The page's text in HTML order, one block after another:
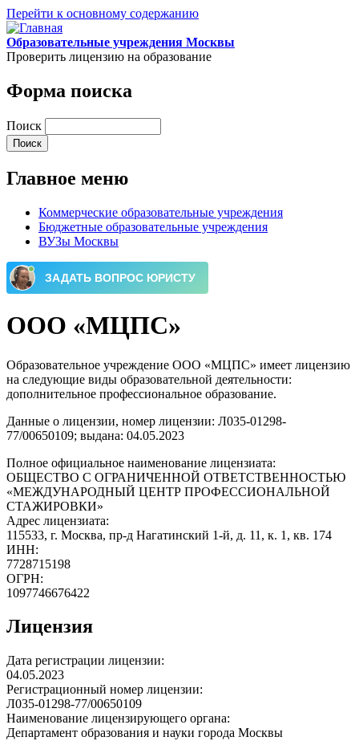
Перейти к основному содержанию
Образовательные учреждения Москвы
Проверить лицензию на образование
Форма поиска
Поиск
Главное меню
Коммерческие образовательные учреждения
Бюджетные образовательные учреждения
ВУЗы Москвы
ООО «МЦПС»
Образовательное учреждение ООО «МЦПС» имеет лицензию
на следующие виды образовательной деятельности:
дополнительное профессиональное образование.
Данные о лицензии, номер лицензии: Л035-01298-
77/00650109; выдана: 04.05.2023
Полное официальное наименование лицензиата:
ОБЩЕСТВО С ОГРАНИЧЕННОЙ ОТВЕТСТВЕННОСТЬЮ
«МЕЖДУНАРОДНЫЙ ЦЕНТР ПРОФЕССИОНАЛЬНОЙ
СТАЖИРОВКИ»
Адрес лицензиата:
115533, г. Москва, пр-д Нагатинский 1-й, д. 11, к. 1, кв. 174
ИНН:
7728715198
ОГРН:
1097746676422
Лицензия
Дата регистрации лицензии:
04.05.2023
Регистрационный номер лицензии:
Л035-01298-77/00650109
Наименование лицензирующего органа:
Департамент образования и науки города Москвы